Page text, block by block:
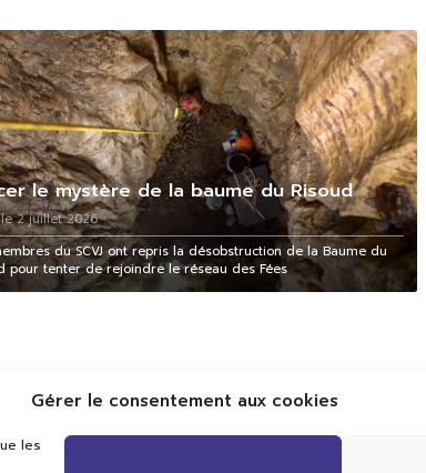
Gérer le consentement aux cookies
les
le mystère de la baume du Risoud
le 2 juillet 2026
du SCVJ ont repris la désobstruction de la Baume du
pour tenter de rejoindre le réseau des Fées